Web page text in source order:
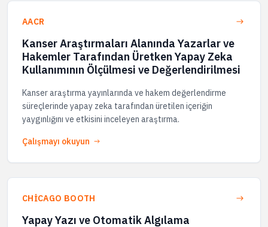
AACR
Kanser Araştırmaları Alanında Yazarlar ve
Hakemler Tarafından Üretken Yapay Zeka
Kullanımının Ölçülmesi ve Değerlendirilmesi
Kanser araştırma yayınlarında ve hakem değerlendirme
süreçlerinde yapay zeka tarafından üretilen içeriğin
yaygınlığını ve etkisini inceleyen araştırma.
Çalışmayı okuyun
CHICAGO BOOTH
Yapay Yazı ve Otomatik Algılama